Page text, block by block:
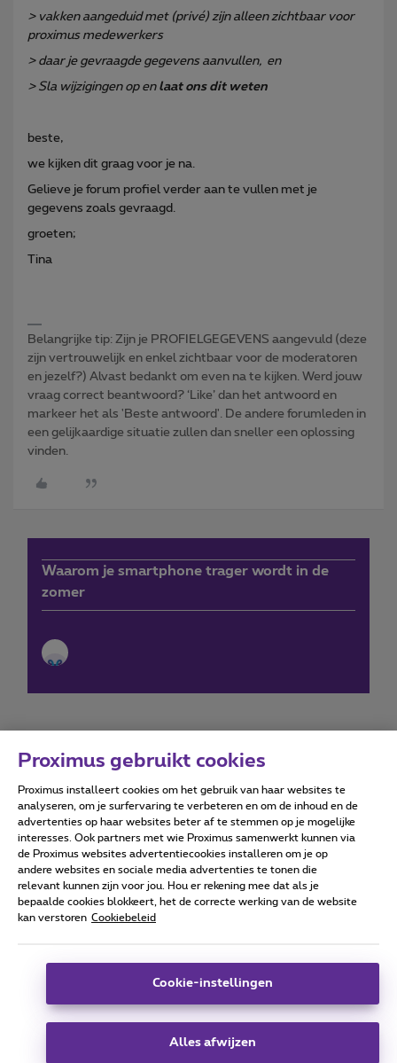
> vakken aangeduid met (privé) zijn alleen zichtbaar voor
proximus medewerkers
> daar je gevraagde gegevens aanvullen, en
> Sla wijzigingen op en laat ons dit weten
beste,
we kijken dit graag voor je na.
Gelieve je forum profiel verder aan te vullen met je
gegevens zoals gevraagd.
groeten;
Tina
Belangrijke tip: Zijn je PROFIELGEGEVENS aangevuld (deze
zijn vertrouwelijk en enkel zichtbaar voor de moderatoren
en jezelf?) Alvast bedankt om even na te kijken. Werd jouw
vraag correct beantwoord? ‘Like’ dan het antwoord en
markeer het als 'Beste antwoord'. De andere forumleden in
een gelijkaardige situatie zullen dan sneller een oplossing
vinden.
Waarom je smartphone trager wordt in de
zomer
Forumvoorwaarden Accessibility statement
Alle rechten voorbehouden. © Proximus
Algemene voorwaarden, consumenteninfo
Deze website is gecreëerd en wordt beheerd conform het
Koning Albert II-laan 27 - B-1030 Brussel.
Proximus gebruikt cookies
Proximus installeert cookies om het gebruik van haar websites te
analyseren, om je surfervaring te verbeteren en om de inhoud en de
advertenties op haar websites beter af te stemmen op je mogelijke
interesses. Ook partners met wie Proximus samenwerkt kunnen via
de Proximus websites advertentiecookies installeren om je op
andere websites en sociale media advertenties te tonen die
relevant kunnen zijn voor jou. Hou er rekening mee dat als je
bepaalde cookies blokkeert, het de correcte werking van de website
kan verstoren Cookiebeleid
Cookie-instellingen
Alles afwijzen